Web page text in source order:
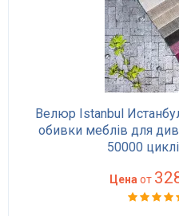
Велюр Istanbul
обивки меблів для
50000
Цена от